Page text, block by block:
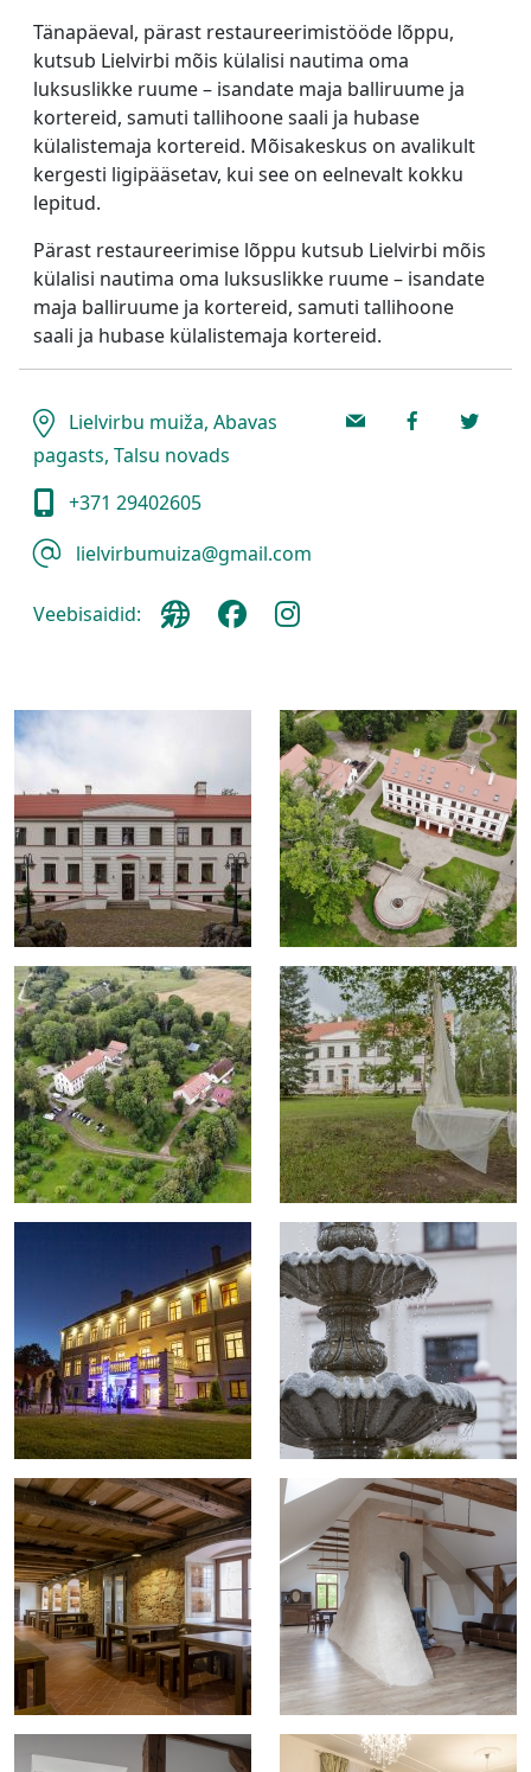
Tänapäeval, pärast restaureerimistööde lõppu,
kutsub Lielvirbi mõis külalisi nautima oma
luksuslikke ruume – isandate maja balliruume ja
kortereid, samuti tallihoone saali ja hubase
külalistemaja kortereid. Mõisakeskus on avalikult
kergesti ligipääsetav, kui see on eelnevalt kokku
lepitud.
Pärast restaureerimise lõppu kutsub Lielvirbi mõis
külalisi nautima oma luksuslikke ruume – isandate
maja balliruume ja kortereid, samuti tallihoone
saali ja hubase külalistemaja kortereid.
Lielvirbu muiža, Abavas
pagasts, Talsu novads
+371 29402605
lielvirbumuiza@gmail.com
Veebisaidid: